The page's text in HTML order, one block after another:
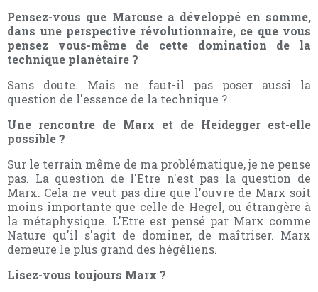
Pensez-vous que Marcuse a développé en somme,
dans une perspective révolutionnaire, ce que vous
pensez vous-même de cette domination de la
technique planétaire ?
Sans doute. Mais ne faut-il pas poser aussi la
question de l'essence de la technique ?
Une rencontre de Marx et de Heidegger est-elle
possible ?
Sur le terrain même de ma problématique, je ne pense
pas. La question de l'Etre n'est pas la question de
Marx. Cela ne veut pas dire que l'ouvre de Marx soit
moins importante que celle de Hegel, ou étrangère à
la métaphysique. L'Etre est pensé par Marx comme
Nature qu'il s'agit de dominer, de maîtriser. Marx
demeure le plus grand des hégéliens.
Lisez-vous toujours Marx ?